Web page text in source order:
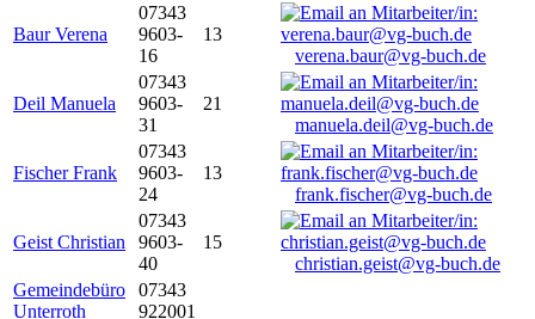
Baur Verena
07343
9603-
16
13
verena.baur@vg-buch.de
Deil Manuela
07343
9603-
31
21
manuela.deil@vg-buch.de
Fischer Frank
07343
9603-
24
13
frank.fischer@vg-buch.de
Geist Christian
07343
9603-
40
15
christian.geist@vg-buch.de
Gemeindebüro
Unterroth
07343
922001